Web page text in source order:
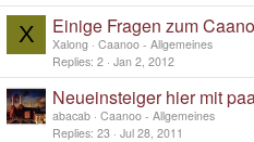
X Einige Fragen zum
Xalong
Caanoo - Allgemeines
Replies 2 Jan 2, 2012
Neueinsteiger hier mit
abacab Caanoo - Allgemeines
Replies 23 Jul 28, 2011